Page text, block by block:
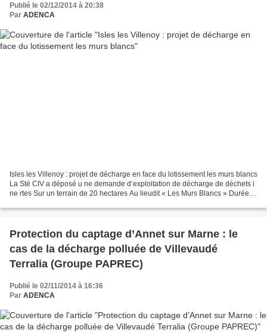
Publié le 02/12/2014 à 20:38
Par ADENCA
Isles les Villenoy : projet de décharge en face du lotissement les murs blancs
La Sté CIV a déposé u ne demande d’exploitation de décharge de déchets i
ne rtes Sur un terrain de 20 hectares Au lieudit « Les Murs Blancs » Durée
Protection du captage d’Annet sur Marne : le
cas de la décharge polluée de Villevaudé
Terralia (Groupe PAPREC)
Publié le 02/11/2014 à 16:36
Par ADENCA